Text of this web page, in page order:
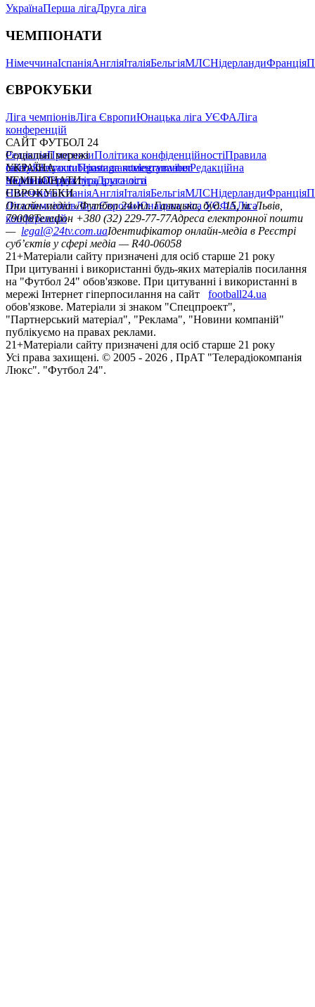
УкраїнаПерша лігаДруга ліга
ЧЕМПІОНАТИ
НімеччинаІспаніяАнгліяІталіяБельгіяМЛСНідерландиФранція
ЄВРОКУБКИ
Ліга чемпіонівЛіга ЄвропиЮнацька ліга УЄФАЛіга
конференцій
САЙТ ФУТБОЛ 24
РедакціяПрогнозиПолітика конфіденційностіПравила
сайтуКонтактиПравила коментуванняРедакційна
політикаСтруктура власності
Соціальні мережі
facebookxyoutubeinstagramtelegramviber
УКРАЇНА
УкраїнаПерша лігаДруга ліга
ЧЕМПІОНАТИ
НімеччинаІспаніяАнгліяІталіяБельгіяМЛСНідерландиФранція
ЄВРОКУБКИ
Ліга чемпіонівЛіга ЄвропиЮнацька ліга УЄФАЛіга
конференцій
Онлайн-медіа «Футбол 24»пл. Галицька, буд. 15, м. Львів,
79008Телефон +380 (32) 229-77-77Адреса електронної пошти
— legal@24tv.com.uaІдентифікатор онлайн-медіа в Реєстрі
суб’єктів у сфері медіа — R40-06058
21+Матеріали сайту призначені для осіб старше 21 року
При цитуванні і використанні будь-яких матеріалів посилання
на "Футбол 24" обов'язкове. При цитуванні і використанні в
мережі Інтернет гіперпосилання на сайт
football24.ua
обов'язкове. Матеріали зі знаком "Спецпроект",
"Партнерський матеріал", "Реклама", "Новини компаній"
публікуємо на правах реклами.
21+Матеріали сайту призначені для осіб старше 21 року
Усi права захищенi. © 2005 - 2026 , ПрАТ "Телерадіокомпанія
Люкс". "Футбол 24".